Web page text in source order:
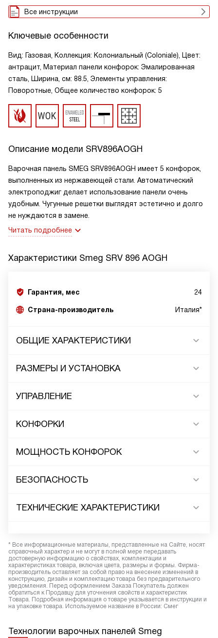
Все инструкции
Ключевые особенности
Вид: Газовая, Коллекция: Колониальный (Coloniale), Цвет:
антрацит, Материал панели конфорок: Эмалированная
сталь, Ширина, см: 88.5, Элементы управления:
Поворотные, Общее количество конфорок: 5
Описание модели SRV896AOGH
Варочная панель SMEG SRV896AOGH имеет 5 конфорок,
выполненных из нержавеющей стали. Автоматический
электроподжиг делает использование панели очень
удобным. Чугунные решетки выглядят эстетично и долго
не нуждаются в замене.
Читать подробнее
Характеристики Smeg SRV 896 AOGH
Гарантия, мес 24
Страна-производитель Италия*
ОБЩИЕ ХАРАКТЕРИСТИКИ
РАЗМЕРЫ И УСТАНОВКА
УПРАВЛЕНИЕ
КОНФОРКИ
МОЩНОСТЬ КОНФОРОК
БЕЗОПАСНОСТЬ
ТЕХНИЧЕСКИЕ ХАРАКТЕРИСТИКИ
* Все информационные материалы, представленные на Сайте, носят
справочный характер и не могут в полной мере передавать
достоверную информацию о свойствах, комплектации и
характеристиках товара, включая цвета, размеры и формы. Фирма-
производитель оставляет за собой право на внесение изменений в
конструкцию, дизайн и комплектацию товара без предварительного
уведомления. Перед оформлением Заказа Покупатель должен
обратиться к Продавцу для уточнения свойств и характеристик
Товара. Подробная информация о товаре указывается в инструкции и
на упаковке товара. Используемое название в России: Смег
Технологии варочных панелей Smeg